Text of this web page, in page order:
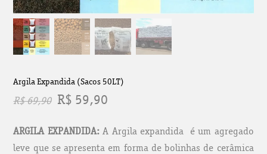
Argila Expandida (Sacos 50LT)
R$69,90 O
original
R$ 59,90
atual
ARGILA EXPANDIDA:A Argila expandida é um agregado
leve que se apresenta em forma de bolinhas de cerâmica